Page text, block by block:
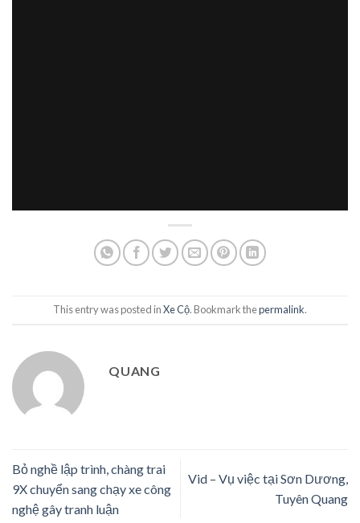
This entry was posted inXe Cộ. Bookmark thepermalink.
QUANG
Bỏ nghề lập trình, chàng trai
9X chuyển sang chạy xe công
nghệ gây tranh luận
Vid – Vụ việc tại Sơn Dương,
Tuyên Quang